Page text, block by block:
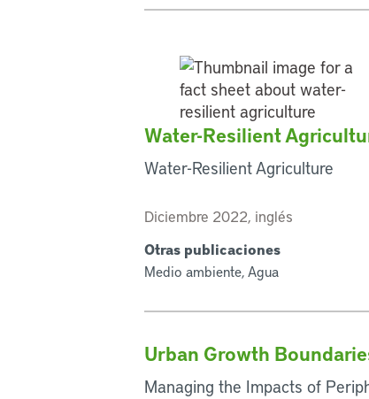
Water-Resilient
Water-Resilient Agriculture
Diciembre 2022, inglés
Otras publicaciones
Medio ambiente, Agua
Urban Growth
Managing the Impacts of